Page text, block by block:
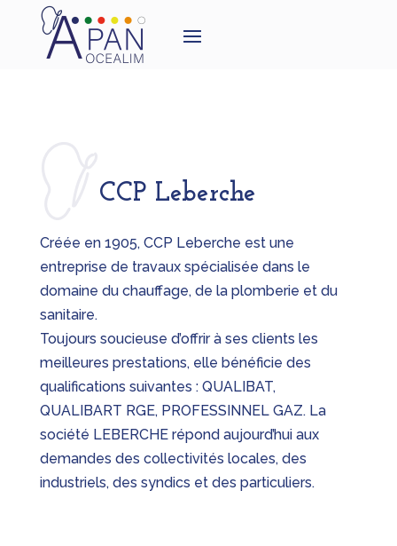
CCP Leberche
Créée en 1905, CCP Leberche est une
entreprise de travaux spécialisée dans le
domaine du chauffage, de la plomberie et du
sanitaire.
Toujours soucieuse d’offrir à ses clients les
meilleures prestations, elle bénéficie des
qualifications suivantes : QUALIBAT,
QUALIBART RGE, PROFESSINNEL GAZ. La
société LEBERCHE répond aujourd’hui aux
demandes des collectivités locales, des
industriels, des syndics et des particuliers.